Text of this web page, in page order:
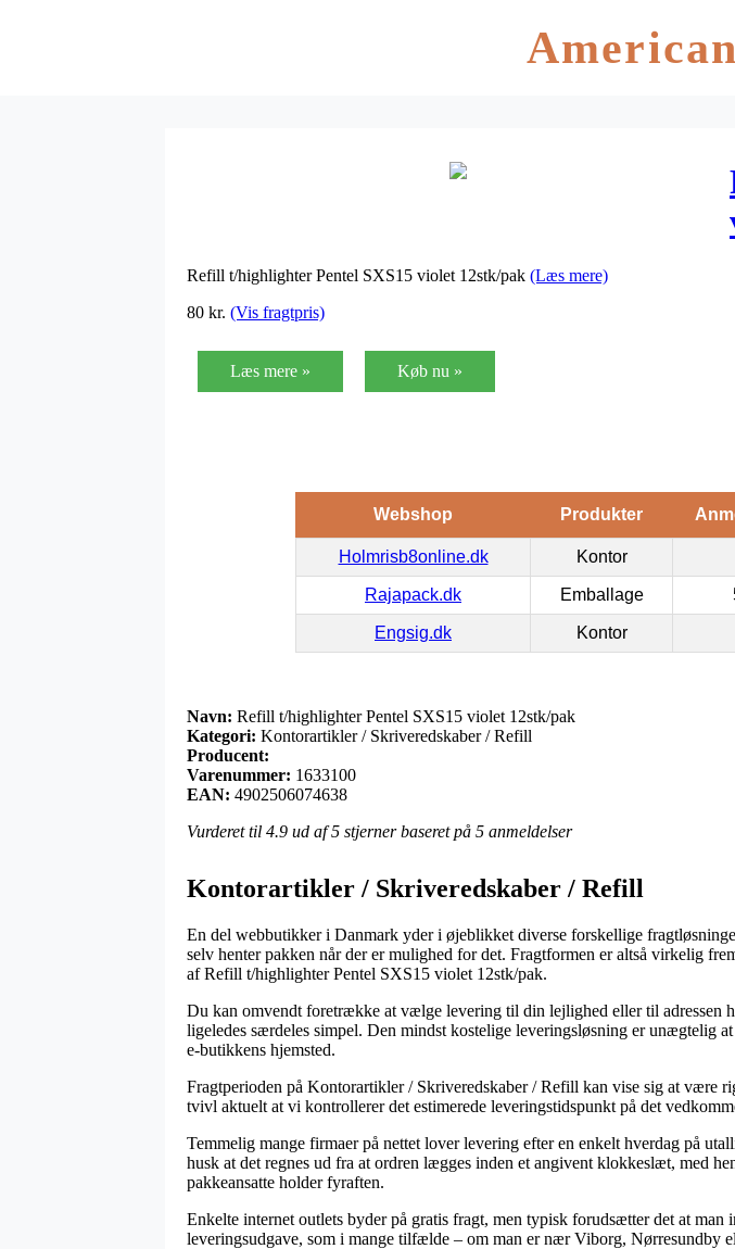
Refill t/highlighter Pentel SXS15 violet 12stk/pak (Læs mere)
80 kr. (Vis fragtpris)
Læs mere » Køb nu »
Webshop Produkter
Holmrisb8online.dk Kontor
Rajapack.dk Emballage
Engsig.dk Kontor
Navn: Refill t/highlighter Pentel SXS15 violet 12stk/pak
Kategori: Kontorartikler / Skriveredskaber / Refill
Producent:
Varenummer: 1633100
EAN: 4902506074638
Vurderet til 4.9 ud af 5 stjerner baseret på 5 anmeldelser
Kontorartikler / Skriveredskaber / Refill
En del webbutikker i Danmark yder i øjeblikket diverse forskellige
selv henter pakken når der er mulighed for det. Fragtformen er altså virkelig
af Refill t/highlighter Pentel SXS15 violet 12stk/pak.
Du kan omvendt foretrække at vælge levering til din lejlighed eller til adressen
ligeledes særdeles simpel. Den mindst kostelige leveringsløsning er unægtelig
e-butikkens hjemsted.
Fragtperioden på Kontorartikler / Skriveredskaber / Refill kan vise sig at være
tvivl aktuelt at vi kontrollerer det estimerede leveringstidspunkt på det
Temmelig mange firmaer på nettet lover levering efter en enkelt hverdag på
husk at det regnes ud fra at ordren lægges inden et angivent klokkeslæt, med
pakkeansatte holder fyraften.
Enkelte internet outlets byder på gratis fragt, men typisk forudsætter det at
leveringsudgave, som i mange tilfælde – om man er nær Viborg, Nørresundby